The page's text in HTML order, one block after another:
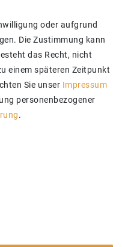
oder aufgrund
Die Zustimmung kann
das Recht, nicht
einem späteren Zeitpunkt
Sie unser Impressum
personenbezogener
.